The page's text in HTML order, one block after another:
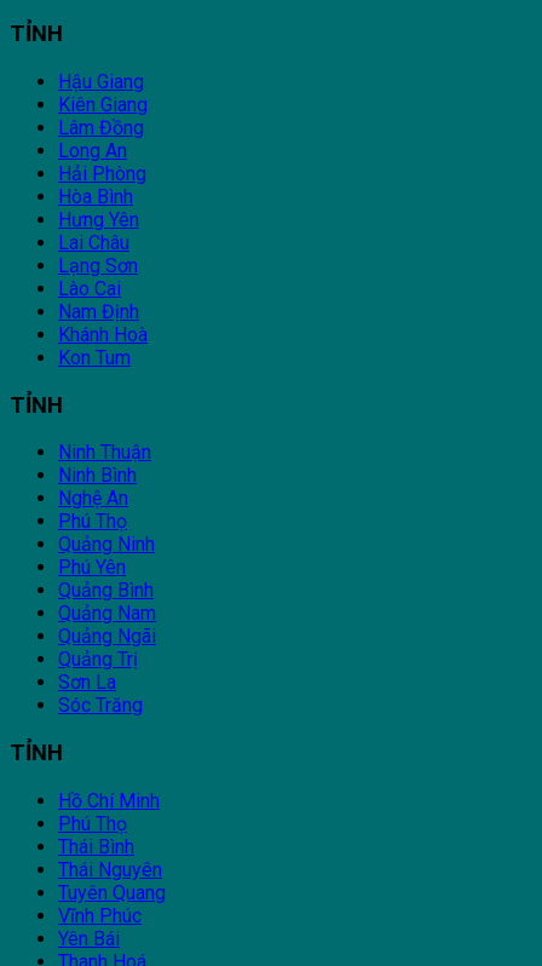
TỈNH
Hậu Giang
Kiên Giang
Lâm Đồng
Long An
Hải Phòng
Hòa Bình
Hưng Yên
Lai Châu
Lạng Sơn
Lào Cai
Nam Định
Khánh Hoà
Kon Tum
TỈNH
Ninh Thuận
Ninh Bình
Nghệ An
Phú Thọ
Quảng Ninh
Phú Yên
Quảng Bình
Quảng Nam
Quảng Ngãi
Quảng Trị
Sơn La
Sóc Trăng
TỈNH
Hồ Chí Minh
Phú Thọ
Thái Bình
Thái Nguyên
Tuyên Quang
Vĩnh Phúc
Yên Bái
Thanh Hoá